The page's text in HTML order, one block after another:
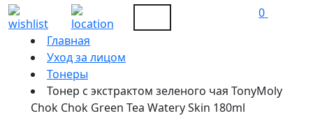
0
Главная
Уход за лицом
Тонеры
Тонер с экстрактом зеленого чая TonyMoly
Chok Chok Green Tea Watery Skin 180ml